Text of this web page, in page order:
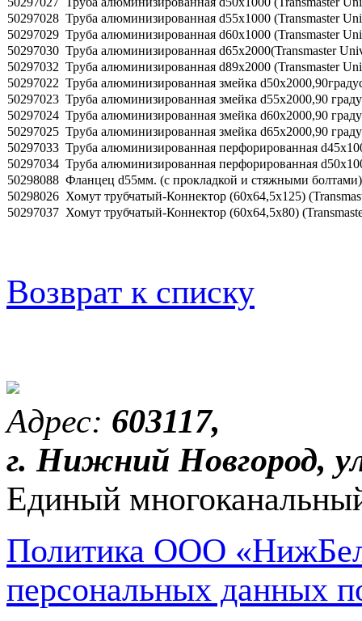
50297028 Труба алюминизированная d55х1000 (Transmaster
50297029 Труба алюминизированная d60х1000 (Transmaster
50297030 Труба алюминизированная d65х2000(Transmaster
50297032 Труба алюминизированная d89х2000 (Transmaster
50297022 Труба алюминизированная змейка
50297023 Труба алюминизированная змейка d55х2000,90
50297024 Труба алюминизированная змейка d60х2000,90
50297025 Труба алюминизированная змейка d65х2000,90
50297033 Труба алюминизированная перфорированная
50297034 Труба алюминизированная перфорированная
50298088 Фланцец d55мм. (с прокладкой и стяжными болтами)
50298026 Хомут трубчатый-Коннектор (60х64,5х125)
50297037 Хомут трубчатый-Коннектор (60х64,5х80)
Возврат к списку
Адрес: 603117,
г. Нижний Новгород,
Единый
Политика ООО
персональных данных